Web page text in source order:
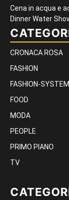
Cena in acqua e
Dinner Water
CRONACA ROSA
FASHION
FASHION-SYSTEM
FOOD
MODA
PEOPLE
PRIMO PIANO
TV